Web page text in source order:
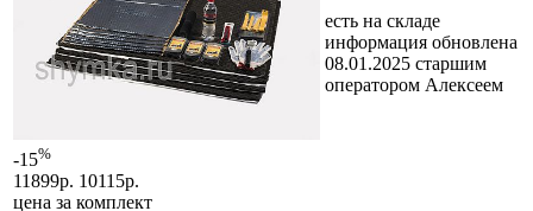
-15%
11899р. 10115р.
цена за комплект
есть на складе
информация обновлена
08.01.2025 старшим
оператором Алексеем